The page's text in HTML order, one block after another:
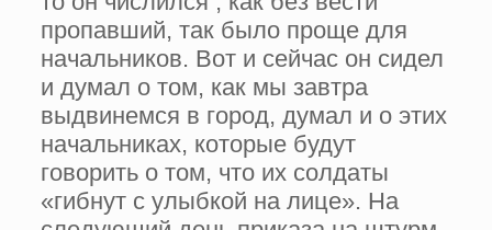
пропавший, так было проще для
начальников. Вот и сейчас он сидел
и думал о том, как мы завтра
выдвинемся в город, думал и о этих
начальниках, которые будут
говорить о том, что их солдаты
«гибнут с улыбкой на лице». На